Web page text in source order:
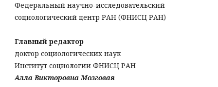
Федеральный научно-исследовательский
социологический центр РАН (ФНИСЦ РАН)
Главный редактор
доктор социологических наук
Институт социологии ФНИСЦ РАН
Алла Викторовна Мозговая